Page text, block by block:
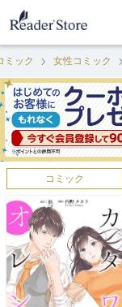
ミック 女性コミック
コミック